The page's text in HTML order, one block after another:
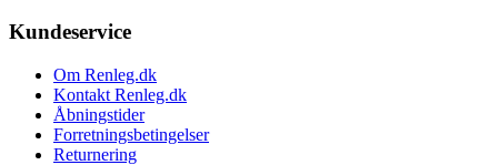
Kundeservice
Om Renleg.dk
Kontakt Renleg.dk
Åbningstider
Forretningsbetingelser
Returnering